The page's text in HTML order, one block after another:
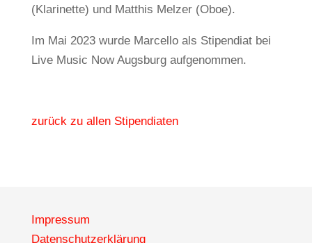
(Klarinette) und Matthis Melzer (Oboe).
Im Mai 2023 wurde Marcello als Stipendiat bei
Live Music Now Augsburg aufgenommen.
zurück zu allen Stipendiaten
Impressum
Datenschutzerklärung